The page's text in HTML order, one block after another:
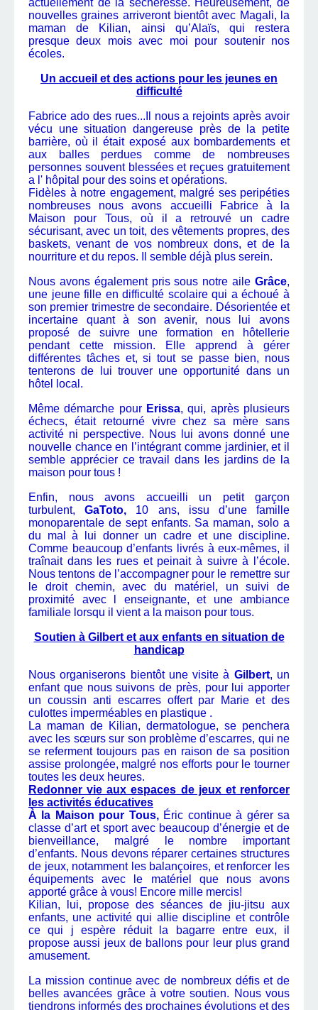
actuellement de la sécheresse. Heureusement, de
nouvelles graines arriveront bientôt avec Magali, la
maman de Kilian, ainsi qu’Alaïs, qui restera
presque deux mois avec moi pour soutenir nos
écoles.
Un accueil et des actions pour les jeunes en
difficulté
Fabrice ado des rues...Il nous a rejoints après avoir
vécu une situation dangereuse près de la petite
barrière, où il était exposé aux bombardements et
aux balles perdues comme de nombreuses
personnes souvent blessées et reçues gratuitement
a l' hôpital pour des soins et opérations.
Fidèles à notre engagement, malgré ses peripéties
nombreuses nous avons accueilli Fabrice à la
Maison pour Tous, où il a retrouvé un cadre
sécurisant, avec un toit, des vêtements propres, des
baskets, venant de vos nombreux dons, et de la
nourriture et du repos. Il semble déjà plus serein.
Nous avons également pris sous notre aile Grâce,
une jeune fille en difficulté scolaire qui a échoué à
son premier trimestre de secondaire. Désorientée et
incertaine quant à son avenir, nous lui avons
proposé de suivre une formation en hôtellerie
pendant cette mission. Elle apprend à gérer
différentes tâches et, si tout se passe bien, nous
tenterons de lui trouver une opportunité dans un
hôtel local.
Même démarche pourErissa, qui, après plusieurs
échecs, était retourné vivre chez sa mère sans
activité ni perspective. Nous lui avons donné une
nouvelle chance en l’intégrant comme jardinier, et il
semble apprécier ce travail dans les jardins de la
maison pour tous !
Enfin, nous avons accueilli un petit garçon
turbulent,GaToto, 10 ans, issu d’une famille
monoparentale de sept enfants. Sa maman, solo a
du mal à lui donner un cadre et une discipline.
Comme beaucoup d’enfants livrés à eux-mêmes, il
traînait dans les rues et peinait à suivre à l’école.
Nous tentons de l’accompagner pour le remettre sur
le droit chemin, avec du matériel, un suivi de
proximité avec l enseignante, et une ambiance
familiale lorsqu il vient a la maison pour tous.
Soutien à Gilbert et aux enfants en situation de
handicap
Nous organiserons bientôt une visite à Gilbert, un
enfant que nous suivons de près, pour lui apporter
un coussin anti escarres offert par Marie et des
culottes imperméables en plastique .
La maman de Kilian, dermatologue, se penchera
avec les sœurs sur son problème d’escarres, qui ne
se referment toujours pas en raison de sa position
assise prolongée, malgré nos efforts pour le tourner
toutes les deux heures.
Redonner vie aux espaces de jeux et renforcer
les activités éducatives
À la Maison pour Tous,Éric continue à gérer sa
classe d’art et sport avec beaucoup d’énergie et de
bienveillance, malgré le nombre important
d’enfants. Nous devons réparer certaines structures
de jeux, notamment les balançoires, et renforcer les
équipements avec le matériel que nous avons
apporté grâce à vous! Encore mille mercis!
Kilian, lui, propose des séances de jiu-jitsu aux
enfants, une activité qui allie discipline et contrôle
ce qui j espère réduit la bagarre entre eux, il
propose aussi jeux de ballons pour leur plus grand
amusement.
La mission continue avec de nombreux défis et de
belles avancées grâce à votre soutien. Nous vous
tiendrons informés des prochaines évolutions et des